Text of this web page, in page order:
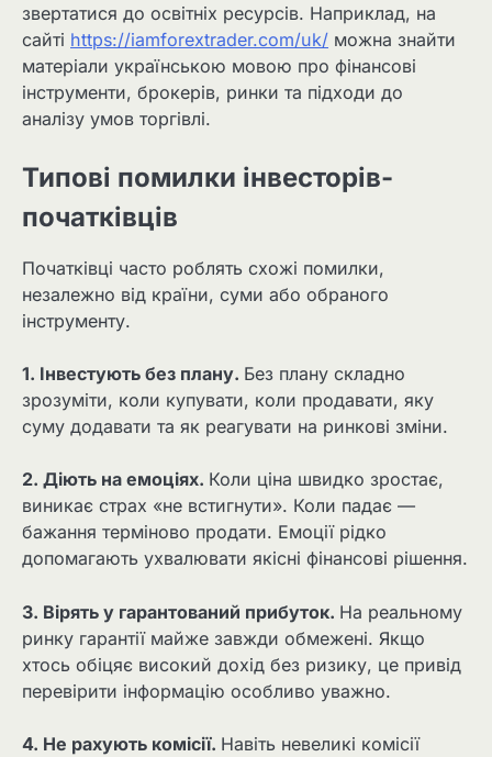
звертатися до освітніх ресурсів. Наприклад, на
сайті https://iamforextrader.com/uk/ можна знайти
матеріали українською мовою про фінансові
інструменти, брокерів, ринки та підходи до
аналізу умов торгівлі.
Типові помилки інвесторів-
початківців
Початківці часто роблять схожі помилки,
незалежно від країни, суми або обраного
інструменту.
1. Інвестують без плану. Без плану складно
зрозуміти, коли купувати, коли продавати, яку
суму додавати та як реагувати на ринкові зміни.
2. Діють на емоціях. Коли ціна швидко зростає,
виникає страх «не встигнути». Коли падає —
бажання терміново продати. Емоції рідко
допомагають ухвалювати якісні фінансові рішення.
3. Вірять у гарантований прибуток. На реальному
ринку гарантії майже завжди обмежені. Якщо
хтось обіцяє високий дохід без ризику, це привід
перевірити інформацію особливо уважно.
4. Не рахують комісії. Навіть невеликі комісії